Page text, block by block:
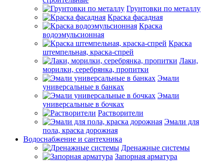
Грунтовки по металлу
Краска фасадная
Краска
водоэмульсионная
Краска
штемпельная, краска-спрей
Лаки,
морилки, серебрянка, пропитки
Эмали
универсальные в банках
Эмали
универсальные в бочках
Растворители
Эмали для
пола, краска дорожная
Водоснабжение и сантехника
Дренажные системы
Запорная арматура